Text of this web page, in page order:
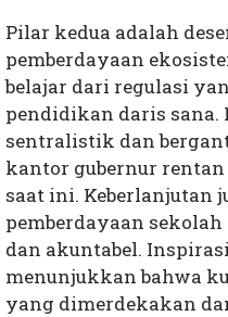
Pilar kedua adalah
pemberdayaan
belajar dari regulasi
pendidikan daris
sentralistik dan
kantor gubernur
saat ini. Keberlanjutan
pemberdayaan
dan akuntabel.
menunjukkan bahwa
yang dimerdekakan